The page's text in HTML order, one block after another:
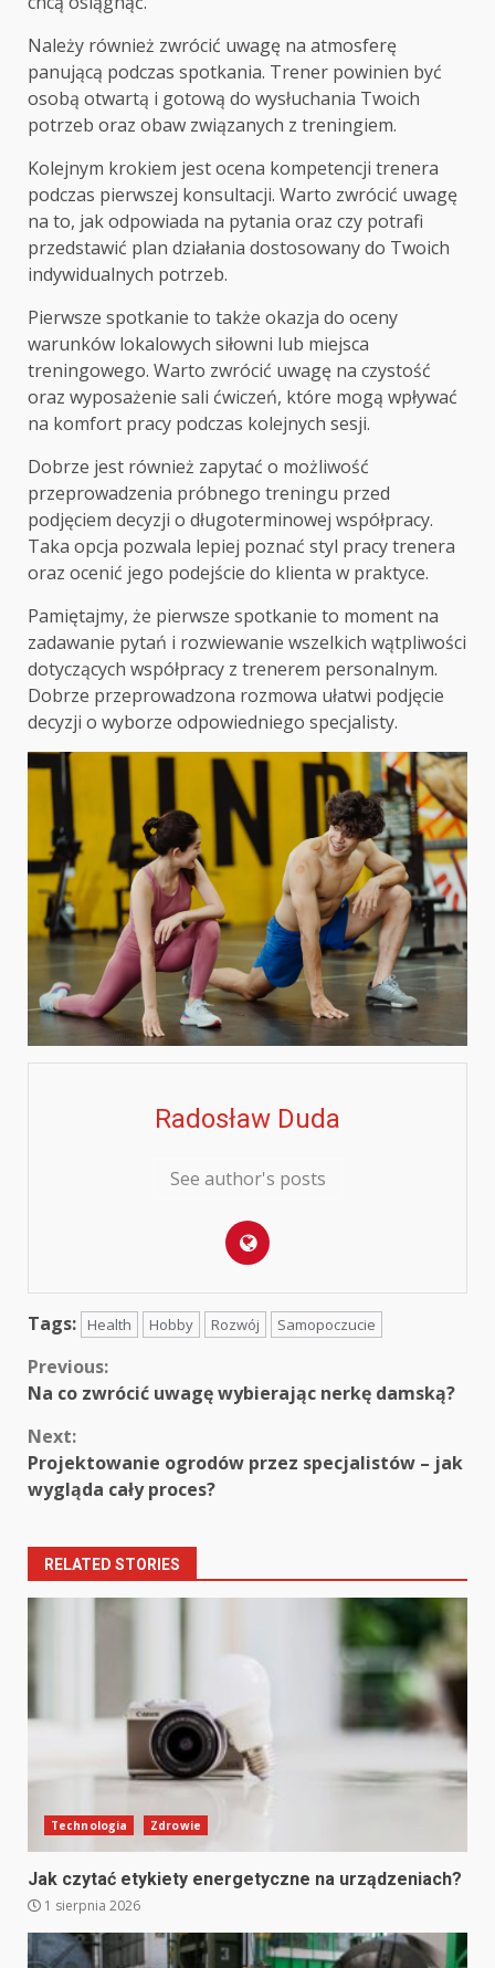
Należy również zwrócić uwagę na atmosferę
panującą podczas spotkania. Trener powinien być
osobą otwartą i gotową do wysłuchania Twoich
potrzeb oraz obaw związanych z treningiem.
Kolejnym krokiem jest ocena kompetencji trenera
podczas pierwszej konsultacji. Warto zwrócić uwagę
na to, jak odpowiada na pytania oraz czy potrafi
przedstawić plan działania dostosowany do Twoich
indywidualnych potrzeb.
Pierwsze spotkanie to także okazja do oceny
warunków lokalowych siłowni lub miejsca
treningowego. Warto zwrócić uwagę na czystość
oraz wyposażenie sali ćwiczeń, które mogą wpływać
na komfort pracy podczas kolejnych sesji.
Dobrze jest również zapytać o możliwość
przeprowadzenia próbnego treningu przed
podjęciem decyzji o długoterminowej współpracy.
Taka opcja pozwala lepiej poznać styl pracy trenera
oraz ocenić jego podejście do klienta w praktyce.
Pamiętajmy, że pierwsze spotkanie to moment na
zadawanie pytań i rozwiewanie wszelkich wątpliwości
dotyczących współpracy z trenerem personalnym.
Dobrze przeprowadzona rozmowa ułatwi podjęcie
decyzji o wyborze odpowiedniego specjalisty.
Radosław Duda
See author's posts
Tags: Health Hobby Rozwój Samopoczucie
Continue
Previous:
Na co zwrócić uwagę wybierając nerkę damską?
Next:
Projektowanie ogrodów przez specjalistów – jak
wygląda cały proces?
RELATED STORIES
Technologia Zdrowie
Jak czytać etykiety energetyczne na urządzeniach?
1 sierpnia 2026